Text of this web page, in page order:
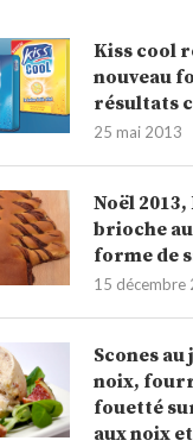
Kiss cool
nouveau
résultats
25 mai 2013
Noël
brioche
forme de
15 décembre
Scones
noix,
fouetté
aux noix